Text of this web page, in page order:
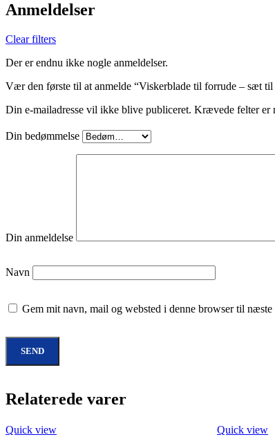
Anmeldelser
Clear filters
Der er endnu ikke nogle anmeldelser.
Vær den første til at anmelde “Viskerblade til forrude – sæt
Din e-mailadresse vil ikke blive publiceret. Krævede felter er
Din bedømmelse
Din anmeldelse
Navn
Gem mit navn, mail og websted i denne browser til næste
Relaterede varer
Quick view Quick view